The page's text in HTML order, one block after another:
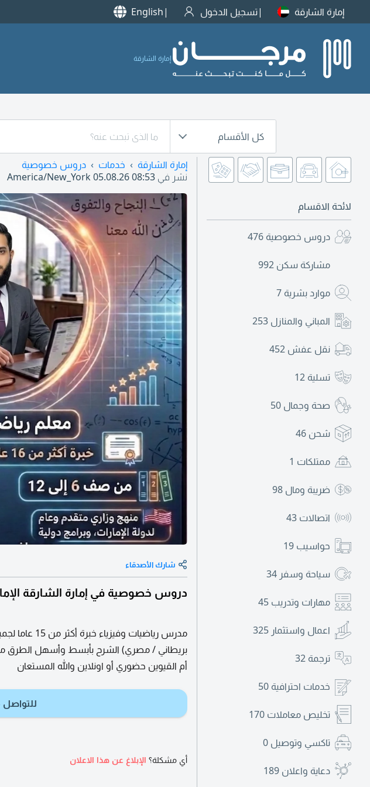
إمارة الشارقة تسجيل الدخول English
إمارة الشارقة
كل الأقسام
لائحة الاقسام
دروس خصوصية 476
مشاركة سكن 992
موارد بشرية 7
المباني والمنازل 253
نقل عفش 452
تسلية 12
صحة وجمال 50
شحن 46
ممتلكات 1
ضريبة ومال 98
اتصالات 43
حواسيب 19
سياحة وسفر 34
مهارات وتدريب 45
اعمال واستثمار 325
ترجمة 32
خدمات احترافية 50
تخليص معاملات 170
تاكسي وتوصيل 0
دعاية واعلان 189
إمارة الشارقة خدمات
دروس خصوصية
نشر في 05.08.26 08:53
شارك الأصدقاء
دروس خصوصية في إمارة الشارقة
مدرس
بريطاني / مصري) الشرح بأبسط وأسهل الطرق
أم القيوين حضوري أو اونلاين والله المستعان
أي مشكلة؟ الإبلاغ عن هذا الاعلان